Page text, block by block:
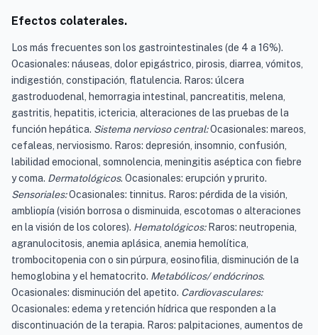
Efectos colaterales.
Los más frecuentes son los gastrointestinales (de 4 a 16%).
Ocasionales: náuseas, dolor epigástrico, pirosis, diarrea, vómitos,
indigestión, constipación, flatulencia. Raros: úlcera
gastroduodenal, hemorragia intestinal, pancreatitis, melena,
gastritis, hepatitis, ictericia, alteraciones de las pruebas de la
función hepática. Sistema nervioso central:Ocasionales: mareos,
cefaleas, nerviosismo. Raros: depresión, insomnio, confusión,
labilidad emocional, somnolencia, meningitis aséptica con fiebre
y coma. Dermatológicos. Ocasionales: erupción y prurito.
Sensoriales:Ocasionales: tinnitus. Raros: pérdida de la visión,
ambliopía (visión borrosa o disminuida, escotomas o alteraciones
en la visión de los colores). Hematológicos: Raros: neutropenia,
agranulocitosis, anemia aplásica, anemia hemolítica,
trombocitopenia con o sin púrpura, eosinofilia, disminución de la
hemoglobina y el hematocrito. Metabólicos/ endócrinos.
Ocasionales: disminución del apetito. Cardiovasculares:
Ocasionales: edema y retención hídrica que responden a la
discontinuación de la terapia. Raros: palpitaciones, aumentos de